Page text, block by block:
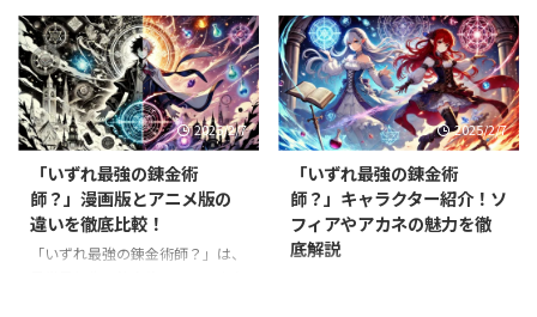
上がるタクミ・イルマの物語「い
ずれ最強の錬金術師？」。本作の
魅力は、主人公だけでなく個性豊
かなキャラクターたちにもありま
す。 中でも、タクミを支えるソ
フィアやマリアは、物語を彩る重
要な存在。彼女たちの性格や戦い
方、人間関係は多くの読者から支
持されています。 本記事では、
**「いずれ最強の錬金術師？」に
登場するソフィアやマリアといっ
まる「いずれ最強の錬金術師？」
ですが、主人公・タクミは勇者で
はなく"ついで"に召喚された存在
でした。 しかし、彼が異世界で
手にする錬金術の力は、勇者すら
凌駕する可能性を秘めています。
そもそも、この世界の勇者召喚に
はどんな秘密があるのか？ 本記
事では、勇者召喚の背景やタクミ
の役割、物語の核心に迫る重要な
ポイントを徹底解説します！ 勇
2025/2/7
「いずれ最強の錬金術
師？」漫画版とアニメ版の
違いを徹底比較！
「いずれ最強の錬金術師？」は、
2025/2/7
「いずれ最強の錬金術
師？」キャラクター紹介！ソ
フィアやアカネの魅力を徹
底解説